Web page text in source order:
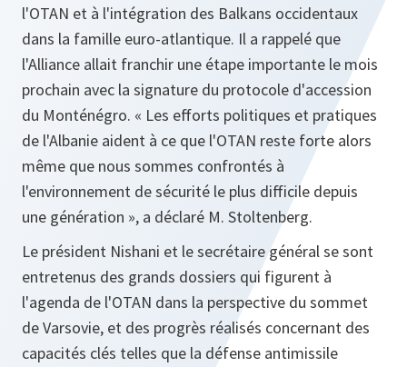
l'OTAN et à l'intégration des Balkans occidentaux
dans la famille euro-atlantique. Il a rappelé que
l'Alliance allait franchir une étape importante le mois
prochain avec la signature du protocole d'accession
du Monténégro. « Les efforts politiques et pratiques
de l'Albanie aident à ce que l'OTAN reste forte alors
même que nous sommes confrontés à
l'environnement de sécurité le plus difficile depuis
une génération », a déclaré M. Stoltenberg.
Le président Nishani et le secrétaire général se sont
entretenus des grands dossiers qui figurent à
l'agenda de l'OTAN dans la perspective du sommet
de Varsovie, et des progrès réalisés concernant des
capacités clés telles que la défense antimissile